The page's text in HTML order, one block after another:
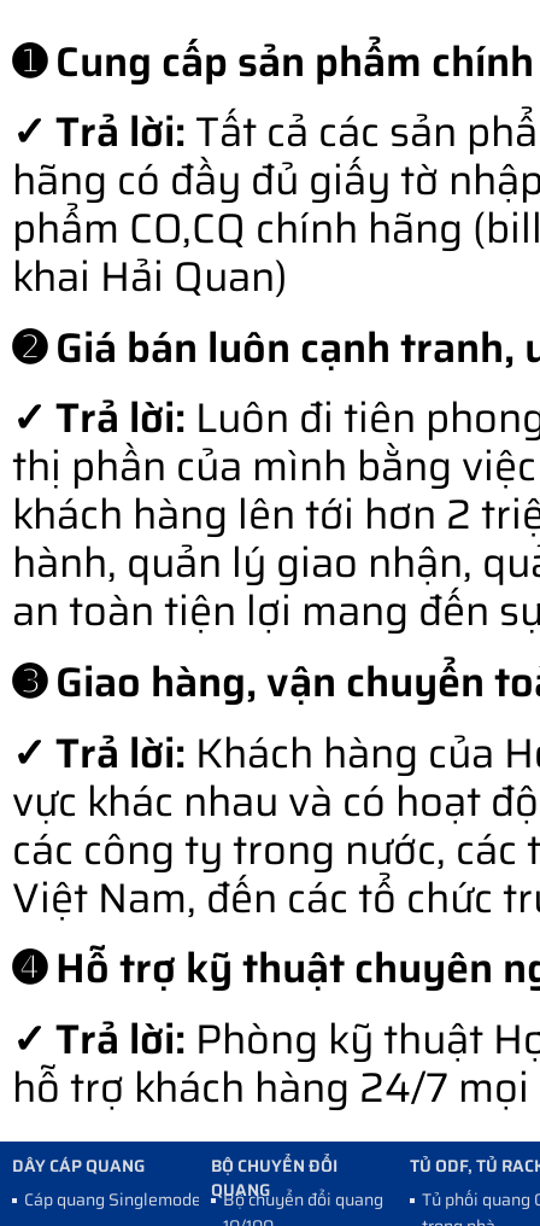
➊ Cung cấp sản phẩm
✓ Trả lời:Tất cả các sản
hãng có đầy đủ giấy tờ
phẩm CO,CQ chính hãng
khai Hải Quan)
➋ Giá bán luôn cạnh tranh,
✓ Trả lời: Luôn đi tiên
thị phần của mình bằng
khách hàng lên tới hơn 2
hành, quản lý giao nhận,
an toàn tiện lợi mang đến
➌ Giao hàng, vận chuyển
✓ Trả lời: Khách hàng của
vực khác nhau và có hoạt
các công ty trong nước,
Việt Nam, đến các tổ chức
➍ Hỗ trợ kỹ thuật chuyên
✓ Trả lời: Phòng kỹ thuật
hỗ trợ khách hàng 24/7 mọi
DÂY CÁP QUANG
Cáp quang Singlemode
BỘ CHUYỂN ĐỔI
QUANG
Bộ chuyển đổi quang
TỦ ODF, TỦ
Tủ phối quang